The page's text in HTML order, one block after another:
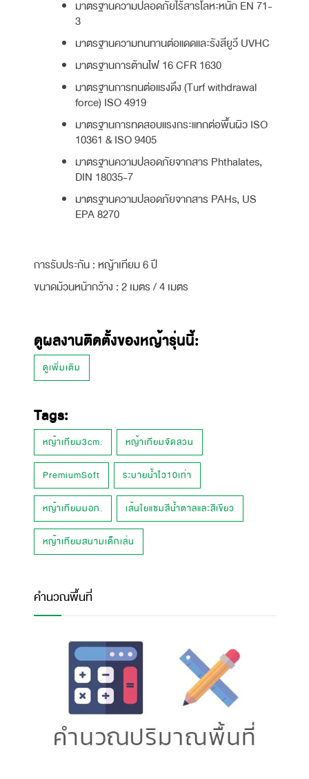
มาตรฐานความปลอดภัยไร้สารโลหะหนัก EN 71-
3
มาตรฐานความทนทานต่อแดดและรังสียูวี UVHC
มาตรฐานการต้านไฟ 16 CFR 1630
มาตรฐานการทนต่อแรงดึง (Turf withdrawal
force) ISO 4919
มาตรฐานการทดสอบแรงกระแทกต่อพื้นผิว ISO
10361 & ISO 9405
มาตรฐานความปลอดภัยจากสาร Phthalates,
DIN 18035-7
มาตรฐานความปลอดภัยจากสาร PAHs, US
EPA 8270
การรับประกัน : หญ้าเทียม 6 ปี
ขนาดม้วนหน้ากว้าง : 2 เมตร / 4 เมตร
ดูผลงานติดตั้งของหญ้ารุ่นนี้:
ดูเพิ่มเติม
Tags:
หญ้าเทียม3cm. หญ้าเทียมจัดสวน
PremiumSoft ระบายน้ำไว10เท่า
หญ้าเทียมมอก. เส้นใยแซมสีน้ำตาลและสีเขียว
หญ้าเทียมสนามเด็กเล่น
คำนวณพื้นที่